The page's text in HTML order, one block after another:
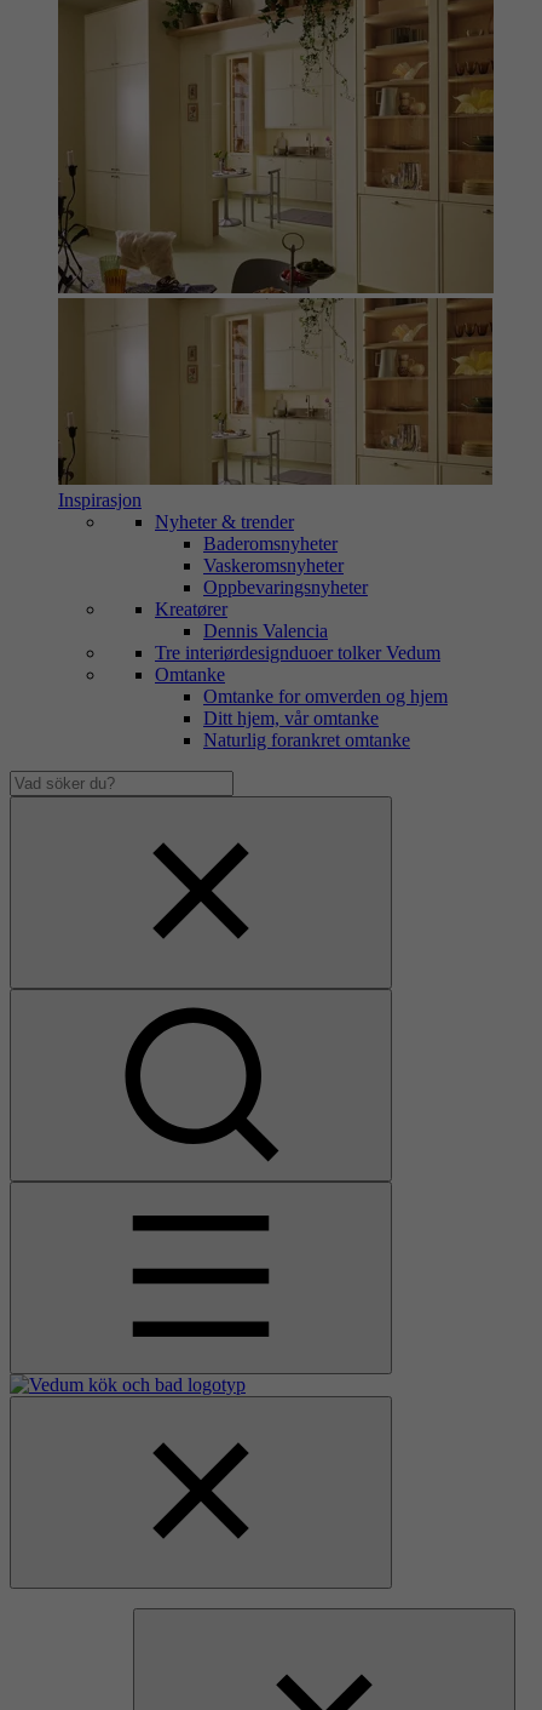
Inspirasjon
Nyheter & trender
Baderomsnyheter
Vaskeromsnyheter
Oppbevaringsnyheter
Kreatører
Dennis Valencia
Tre interiørdesignduoer tolker Vedum
Omtanke
Omtanke for omverden og hjem
Ditt hjem, vår omtanke
Naturlig forankret omtanke
Vad
söker
Åpne
hovedmenyen
Gå